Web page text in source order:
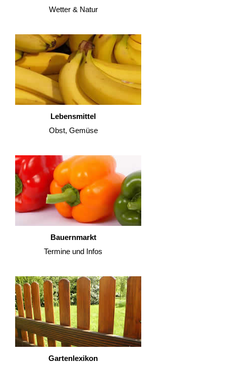
Wetter & Natur
Lebensmittel
Obst, Gemüse
Bauernmarkt
Termine und Infos
Gartenlexikon